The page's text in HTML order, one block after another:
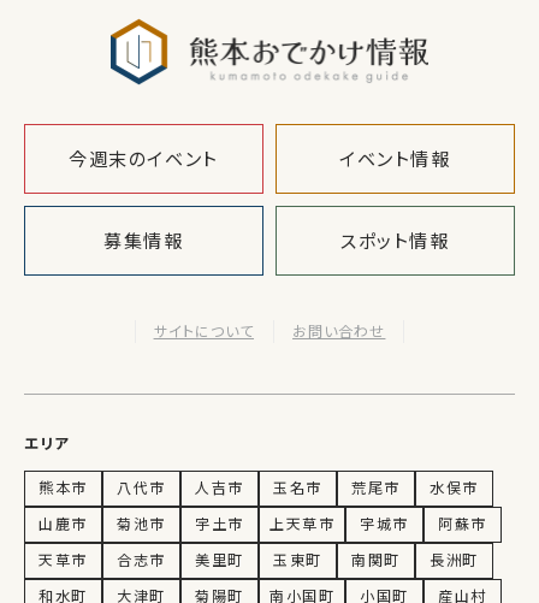
今週末のイベント イベント情報
募集情報 スポット情報
サイトについて お問い合わせ
エリア
熊本市 八代市 人吉市 玉名市 荒尾市
水俣市
山鹿市
菊池市 宇土市 上天草市 宇城市
阿蘇市
天草市
合志市 美里町 玉東町 南関町
長洲町
和水町
大津町 菊陽町 南小国町 小国町
産山村